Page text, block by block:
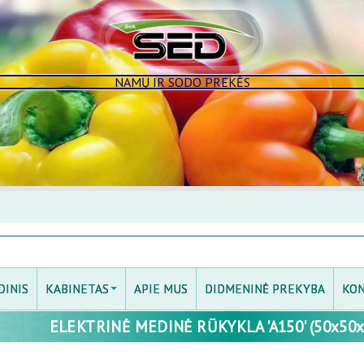
NAMŲ IR SODO PREKĖS
ELEKTRINĖ MEDINĖ RŪKYKLA 'A150'
KABINETAS
PRISIJUNGTI
APIE MUS DIDMENINĖ PREKYBA